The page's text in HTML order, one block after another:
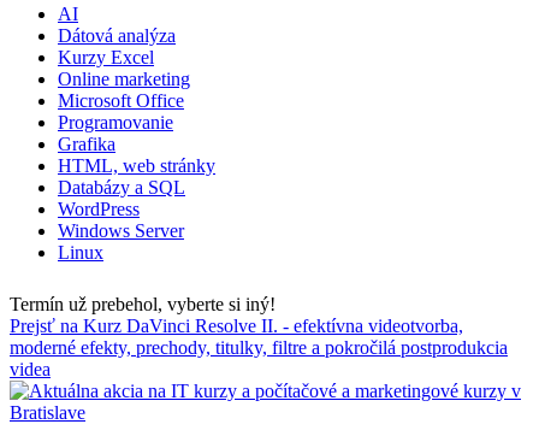
AI
Dátová analýza
Kurzy Excel
Online marketing
Microsoft Office
Programovanie
Grafika
HTML, web stránky
Databázy a SQL
WordPress
Windows Server
Linux
Termín už prebehol, vyberte si iný!
Prejsť na Kurz DaVinci Resolve II. - efektívna videotvorba,
moderné efekty, prechody, titulky, filtre a pokročilá postprodukcia
videa